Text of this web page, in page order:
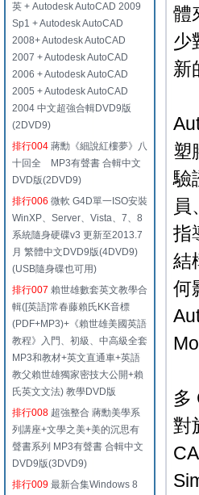
英 + Autodesk AutoCAD 2009
Sp1 + Autodesk AutoCAD
2008+ Autodesk AutoCAD
2007 + Autodesk AutoCAD
2006 + Autodesk AutoCAD
2005 + Autodesk AutoCAD
2004 中文超強合輯DVD9版
(2DVD9)
排行004 蔣勳《細說紅樓夢》八
十回全 MP3有聲書 合輯中文
DVD版(2DVD9)
排行006 微軟 G4D單一ISO安裝
WinXP、Server、Vista、7、8
系統隨身硬碟v3 更新至2013.7
月 繁體中文DVD9版(4DVD9)
(USB隨身碟也可用)
排行007 賴世雄數套英文教學合
輯([英語]常春藤賴氏KK音標
(PDF+MP3)+《賴世雄美國英語
教程》入門、初級、中高級全套
MP3和教材+英文直通車+英語
教父賴世雄獨家密技大公開+賴
氏英文文法) 教學DVD版
排行008 超強整合 蔣勳美學系
列講座+文學之美+美的沉思有
聲書系列 MP3有聲書 合輯中文
DVD9版(3DVD9)
排行009 最新合集Windows 8
體
少
新
塑
驗
員
指
結
何
多
對